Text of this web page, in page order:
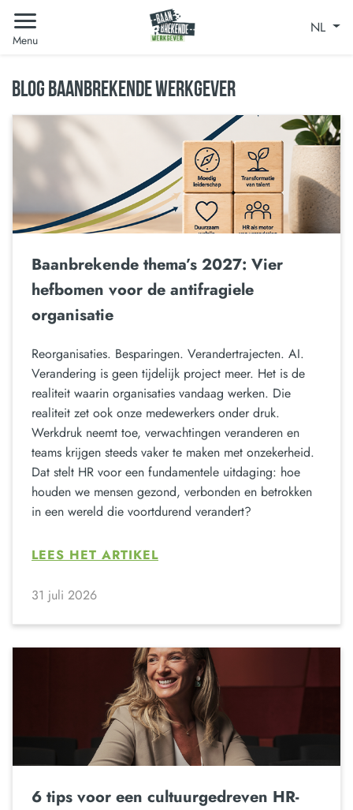
Menu
NL
BLOG BAANBREKENDE WERKGEVER
Baanbrekende thema’s 2027: Vier
hefbomen voor de antifragiele
organisatie
Reorganisaties. Besparingen. Verandertrajecten. AI.
Verandering is geen tijdelijk project meer. Het is de
realiteit waarin organisaties vandaag werken. Die
realiteit zet ook onze medewerkers onder druk.
Werkdruk neemt toe, verwachtingen veranderen en
teams krijgen steeds vaker te maken met onzekerheid.
Dat stelt HR voor een fundamentele uitdaging: hoe
houden we mensen gezond, verbonden en betrokken
in een wereld die voortdurend verandert?
LEES HET ARTIKEL
31 juli 2026
6 tips voor een cultuurgedreven HR-